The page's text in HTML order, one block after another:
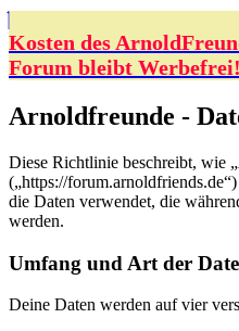
Kosten des
Forum bleibt Werbefrei!
Arnoldfreunde -
Diese Richtlinie beschreibt, wie
(„https://
die Daten verwendet, die
werden.
Umfang und Art der
Deine Daten werden auf vier